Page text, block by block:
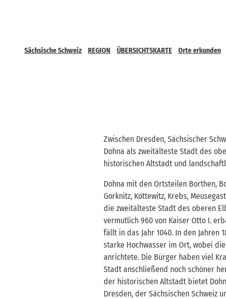
Sächsische Schweiz REGION ÜBERSICHTSKARTE Orte erkunden
Zwischen Dresden, Sächsischer
Dohna als zweitälteste Stadt des
historischen Altstadt und
Dohna mit den Ortsteilen Borthen,
Gorknitz, Köttewitz, Krebs,
die zweitälteste Stadt des oberen
vermutlich 960 von Kaiser Otto I.
fällt in das Jahr 1040. In den Jahren
starke Hochwasser im Ort, wobei
anrichtete. Die Bürger haben viel
Stadt anschließend noch schöner
der historischen Altstadt bietet
Dresden, der Sächsischen Schweiz